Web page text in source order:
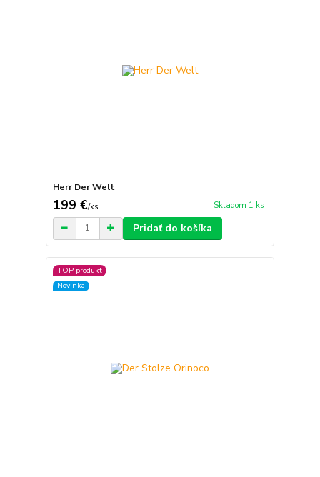
Herr Der Welt
199 €/ks Skladom 1 ks
Pridať do košíka
TOP produkt
Novinka